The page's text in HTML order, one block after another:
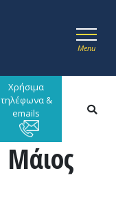
Menu
Χρήσιμα
τηλέφωνα &
emails
Μάιος